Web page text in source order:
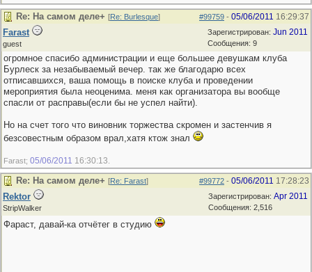
#99759 - 05/06/2011 16:29:37
Re: На самом деле+ [Re: Burlesque]
Зарегистрирован: Jun 2011
Сообщения: 9
Farast
guest
огромное спасибо администрации и еще большее девушкам клуба
Бурлеск за незабываемый вечер. так же благодарю всех
отписавшихся, ваша помощь в поиске клуба и проведении
мероприятия была неоценима. меня как организатора вы вообще
спасли от расправы(если бы не успел найти).
Но на счет того что виновник торжества скромен и застенчив я
безсовестным образом врал,хатя ктож знал
Farast; 05/06/2011 16:30:13
#99772 - 05/06/2011 17:28:23
Re: На самом деле+ [Re: Farast]
Зарегистрирован: Apr 2011
Сообщения: 2,516
Rektor
StripWalker
Фараст, давай-ка отчётег в студию